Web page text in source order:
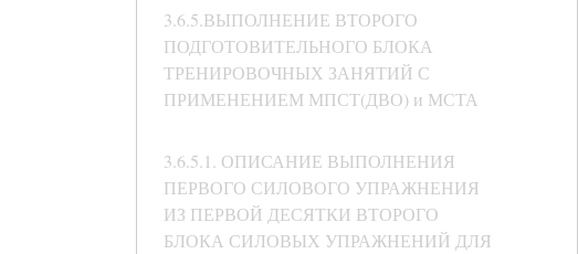
3.6.5.ВЫПОЛНЕНИЕ ВТОРОГО
ПОДГОТОВИТЕЛЬНОГО БЛОКА
ТРЕНИРОВОЧНЫХ ЗАНЯТИЙ С
ПРИМЕНЕНИЕМ МПСТ(ДВО) и МСТА
3.6.5.1. ОПИСАНИЕ ВЫПОЛНЕНИЯ
ПЕРВОГО СИЛОВОГО УПРАЖНЕНИЯ
ИЗ ПЕРВОЙ ДЕСЯТКИ ВТОРОГО
БЛОКА СИЛОВЫХ УПРАЖНЕНИЙ ДЛЯ